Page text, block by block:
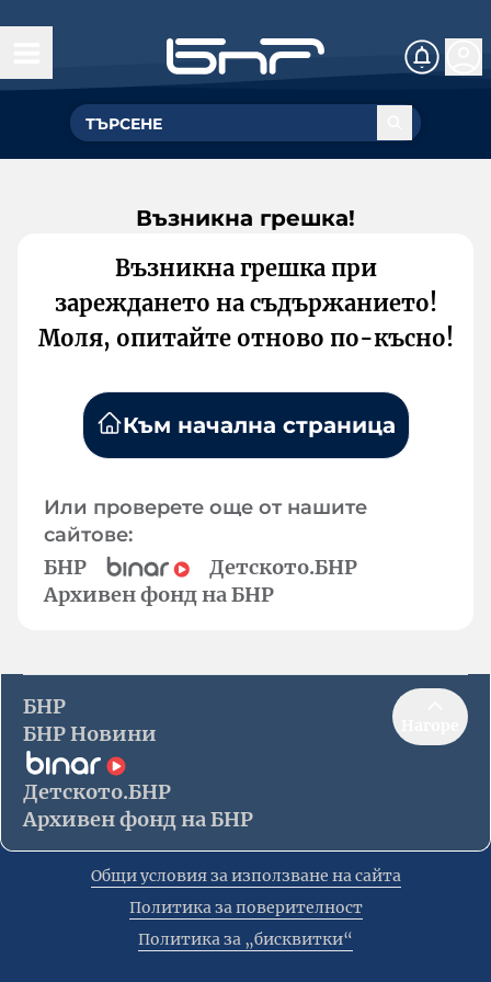
Възникна грешка!
Възникна грешка при
зареждането на съдържанието!
Моля, опитайте отново по-късно!
Към начална страница
Или проверете още от нашите
сайтове:
БНР
Детското.БНР
Архивен фонд на БНР
БНР
БНР Новини
Детското.БНР
Архивен фонд на БНР
Общи условия за използване на сайта
Политика за поверителност
Политика за „бисквитки“